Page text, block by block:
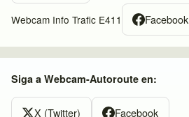
Webcam Info Trafic E411 Facebook
Siga a Webcam-Autoroute en:
X (Twitter) Facebook